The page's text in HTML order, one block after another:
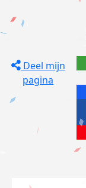
Deel mijn
pagina